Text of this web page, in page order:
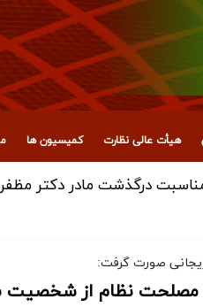
هیأت عالی نظارت کمیسیون ها
ایران، عراق و آزادگان جهان
صورت گرفت:
نظام از شخصیت